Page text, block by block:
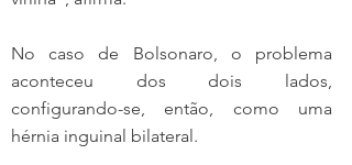
No caso de Bolsonaro, o problema
aconteceu dos dois lados,
configurando-se, então, como uma
hérnia inguinal bilateral.